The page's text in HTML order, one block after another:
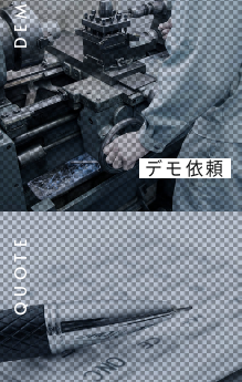
デモ依頼